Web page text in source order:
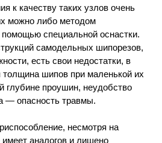
к качеству таких узлов очень
можно либо методом
специальной оснастки.
самодельных шипорезов,
есть свои недостатки, в
шипов при маленькой их
глубине проушин, неудобство
— опасность травмы.
несмотря на
аналогов и лишено